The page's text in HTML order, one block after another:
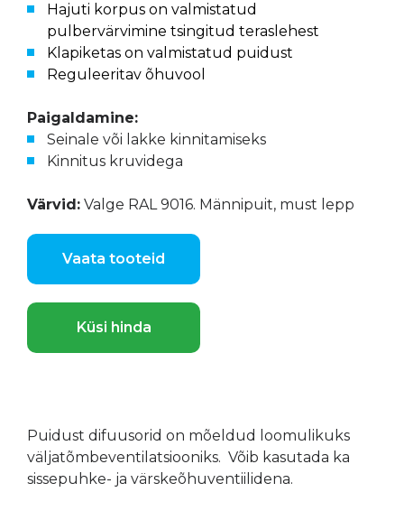
Hajuti korpus on valmistatud
pulbervärvimine tsingitud teraslehest
Klapiketas on valmistatud puidust
Reguleeritav õhuvool
Paigaldamine:
Seinale või lakke kinnitamiseks
Kinnitus kruvidega
Värvid: Valge RAL 9016. Männipuit, must lepp
Vaata tooteid
Küsi hinda
Puidust difuusorid on mõeldud loomulikuks
väljatõmbeventilatsiooniks. Võib kasutada ka
sissepuhke- ja värskeõhuventiilidena.